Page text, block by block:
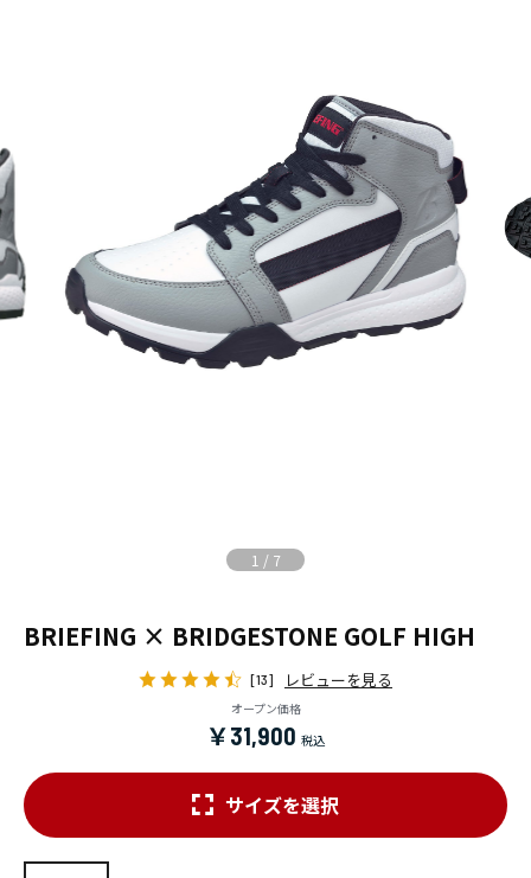
1 / 7
BRIEFING × BRIDGESTONE GOLF HIGH
[13] レビューを見る
オープン価格
￥31,900
サイズを選択